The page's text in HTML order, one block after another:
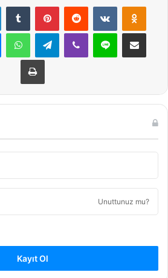
LinkedInTumblr PinterestReddit VKontakte
MessengerWhatsAppTelegramViber Line E-Posta ile
Yazdır
Unuttunuz mu?
Kayıt Ol